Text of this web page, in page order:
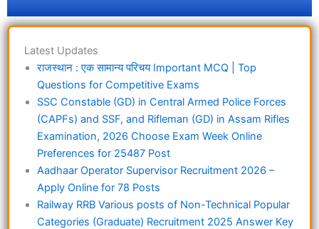
Latest Updates
राजस्थान : एक सामान्य परिचय Important MCQ | Top
Questions for Competitive Exams
SSC Constable (GD) in Central Armed Police Forces
(CAPFs) and SSF, and Rifleman (GD) in Assam Rifles
Examination, 2026 Choose Exam Week Online
Preferences for 25487 Post
Aadhaar Operator Supervisor Recruitment 2026 –
Apply Online for 78 Posts
Railway RRB Various posts of Non-Technical Popular
Categories (Graduate) Recruitment 2025 Answer Key